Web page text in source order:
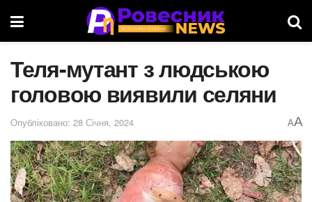
Теля-мутант з людською
головою виявили селяни
Опубліковано: 28 Січня, 2024 AA